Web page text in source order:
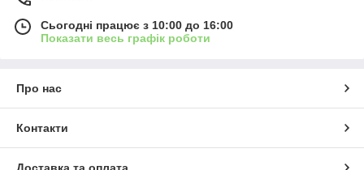
Сьогодні працює з 10:00 до 16:00
Показати весь графік роботи
Про нас
Контакти